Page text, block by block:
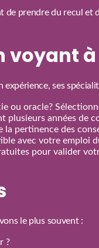
prendre du recul
voyant
ses
ou oracle?
plusieurs années de
la pertinence des
avec votre emploi
pour valider
le plus souvent :
?